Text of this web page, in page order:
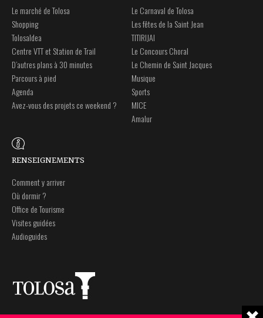
Le marché de Tolosa
Shopping
Tolosaldea
Centre VTT et Station de Trail
D’autres plans à 30 minutes
Parcours à pied
Agenda
Avez-vous des projets ce weekend ?
Le Carnaval de Tolosa
Les fêtes de la Saint Jean
TITIRIJAI
Le Concours Choral
Le Chemin de Saint Jacques
Musique
Sports
MICE
Amalur
RENSEIGNEMENTS
Comment y arriver
Où dormir ?
Office de Tourisme
Visites guidées
Audioguides